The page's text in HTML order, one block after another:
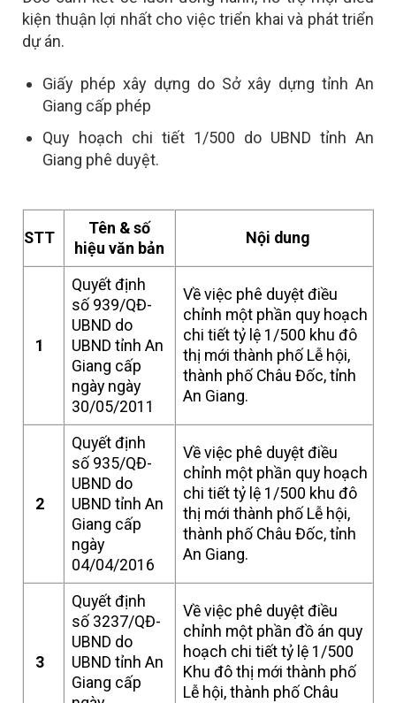
kiện thuận lợi nhất cho việc triển khai và phát triển
dự án.
Giấy phép xây dựng do Sở xây dựng tỉnh An
Giang cấp phép
Quy hoạch chi tiết 1/500 do UBND tỉnh An
Giang phê duyệt.
STT
Tên & số
hiệu văn bản
Nội dung
1
Quyết định
số 939/QĐ-
UBND do
UBND tỉnh An
Giang cấp
ngày ngày
30/05/2011
Về việc phê duyệt điều
chỉnh một phần quy hoạch
chi tiết tỷ lệ 1/500 khu đô
thị mới thành phố Lễ hội,
thành phố Châu Đốc, tỉnh
An Giang.
2
Quyết định
số 935/QĐ-
UBND do
UBND tỉnh An
Giang cấp
ngày
04/04/2016
Về việc phê duyệt điều
chỉnh một phần quy hoạch
chi tiết tỷ lệ 1/500 khu đô
thị mới thành phố Lễ hội,
thành phố Châu Đốc, tỉnh
An Giang.
3
Quyết định
số 3237/QĐ-
UBND do
UBND tỉnh An
Giang cấp
Về việc phê duyệt điều
chỉnh một phần đồ án quy
hoạch chi tiết tỷ lệ 1/500
Khu đô thị mới thành phố
Lễ hội, thành phố Châu